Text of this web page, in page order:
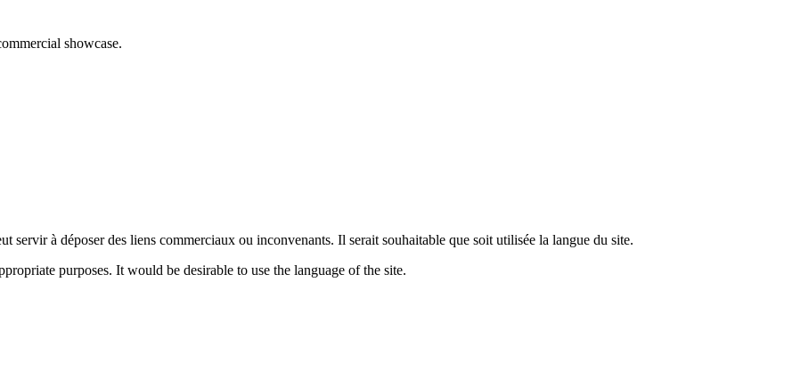
showcase.
servir à déposer des liens commerciaux ou inconvenants. Il serait souhaitable que soit utilisée la langue du site.
purposes. It would be desirable to use the language of the site.